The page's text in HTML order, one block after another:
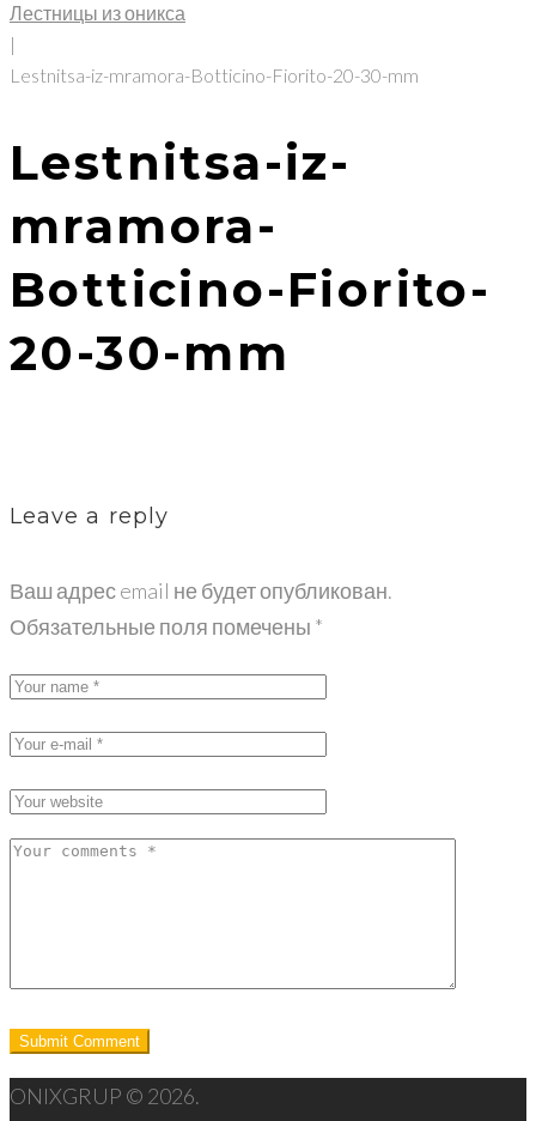
Лестницы из оникса
|
Lestnitsa-iz-mramora-Botticino-Fiorito-20-30-mm
Lestnitsa-iz-
mramora-
Botticino-Fiorito-
20-30-mm
Leave a reply
Ваш адрес email не будет опубликован.
Обязательные поля помечены *
ONIXGRUP © 2026.